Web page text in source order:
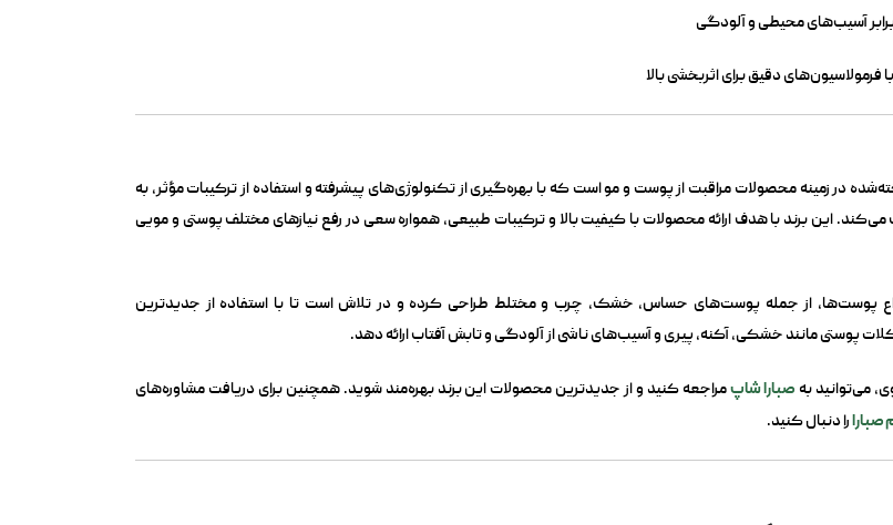
آسیب‌های محیطی و آلودگی
فرمولاسیون‌های دقیق برای اثربخشی بالا
در زمینه محصولات مراقبت از پوست و مو است که با بهره‌گیری از تکنولوژی‌های پیشرفته و استفاده از ترکیبات مؤثر، به
این برند با هدف ارائه محصولات با کیفیت بالا و ترکیبات طبیعی، همواره سعی در رفع نیازهای مختلف پوستی و مویی
پوست‌ها، از جمله پوست‌های حساس، خشک، چرب و مختلط طراحی کرده و در تلاش است تا با استفاده از جدیدترین
پوستی مانند خشکی، آکنه، پیری و آسیب‌های ناشی از آلودگی و تابش آفتاب ارائه دهد.
می‌توانید به صبارا شاپمراجعه کنید و از جدیدترین محصولات این برند بهره‌مند شوید. همچنین برای دریافت مشاوره‌های
صبارارا دنبال کنید.